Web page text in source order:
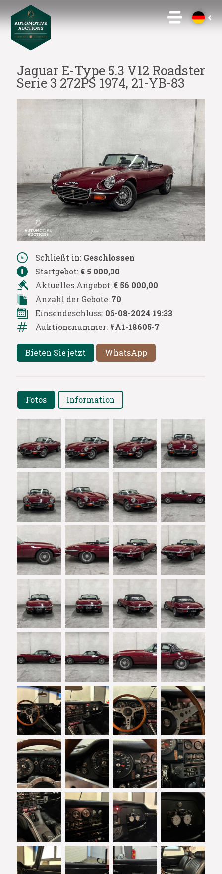
Jaguar E-Type 5.3 V12 Roadster
Serie 3 272PS 1974, 21-YB-83
Schließt in: Geschlossen
Startgebot: € 5 000,00
Aktuelles Angebot: € 56 000,00
Anzahl der Gebote: 70
Einsendeschluss: 06-08-2024 19:33
Auktionsnummer: #A1-18605-7
Bieten Sie jetzt WhatsApp
Fotos Information